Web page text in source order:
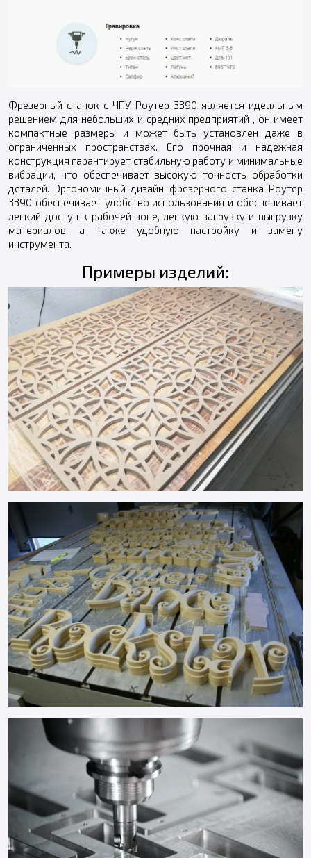
Фрезерный станок с ЧПУ Роутер 3390 является идеальным
решением для небольших и средних предприятий , он имеет
компактные размеры и может быть установлен даже в
ограниченных пространствах. Его прочная и надежная
конструкция гарантирует стабильную работу и минимальные
вибрации, что обеспечивает высокую точность обработки
деталей. Эргономичный дизайн фрезерного станка Роутер
3390 обеспечивает удобство использования и обеспечивает
легкий доступ к рабочей зоне, легкую загрузку и выгрузку
материалов, а также удобную настройку и замену
инструмента.
Примеры изделий: